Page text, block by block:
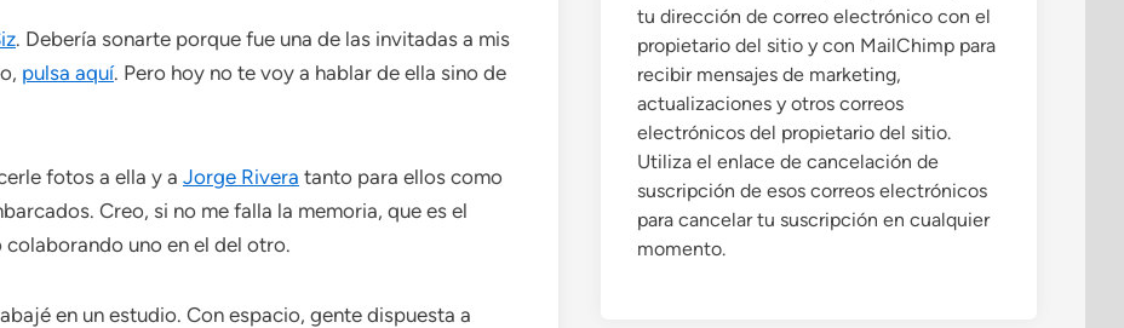
. Debería sonarte porque fue una de las invitadas a mis
pulsa aquí. Pero hoy no te voy a hablar de ella sino de
fotos a ella y a Jorge Rivera tanto para ellos como
Creo, si no me falla la memoria, que es el
uno en el del otro.
en un estudio. Con espacio, gente dispuesta a
tu dirección de correo electrónico con el
propietario del sitio y con MailChimp para
recibir mensajes de marketing,
actualizaciones y otros correos
electrónicos del propietario del sitio.
Utiliza el enlace de cancelación de
suscripción de esos correos electrónicos
para cancelar tu suscripción en cualquier
momento.